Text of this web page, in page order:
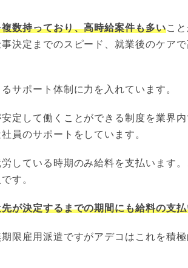
数持っており、高時給案件も多いこ
決定までのスピード、就業後のケア
サポート体制に力を入れています。
定して働くことができる制度を業界
員のサポートをしています。
している時期のみ給料を支払います
す。
が決定するまでの期間にも給料の支
限雇用派遣ですがアデコはこれを積